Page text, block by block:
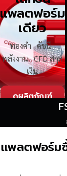
แพลตฟอร์ม
เดียว
ทองคำ · ดัชนี ·
พลังงาน · CFD สกุล
เงิน
ดูผลิตภัณฑ์
แพลตฟอร์ม